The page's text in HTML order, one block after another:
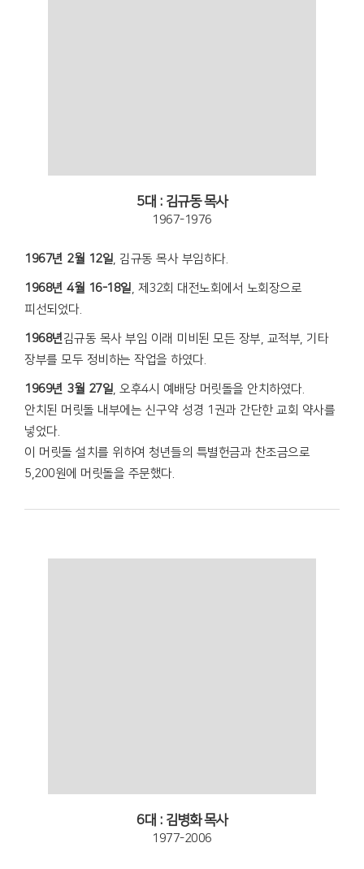
5대 : 김규동 목사
1967-1976
1967년 2월 12일 , 김규동 목사 부임하다.
1968년 4월 16-18일 , 제32회 대전노회에서 노회장으로
피선되었다.
1968년김규동 목사 부임 이래 미비된 모든 장부, 교적부, 기타
장부를 모두 정비하는 작업을 하였다.
1969년 3월 27일 , 오후4시 예배당 머릿돌을 안치하였다.
안치된 머릿돌 내부에는 신구약 성경 1권과 간단한 교회 약사를
넣었다.
이 머릿돌 설치를 위하여 청년들의 특별헌금과 찬조금으로
5,200원에 머릿돌을 주문했다.
6대 : 김병화 목사
1977-2006